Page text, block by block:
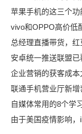
苹果手机的这三个
vivo和OPPO高价低
总经理直播带货，
安卓统一推送联盟
企业营销的获客成
联通手机营业厅新
自媒体常用的8个学
由于美国疫情影响